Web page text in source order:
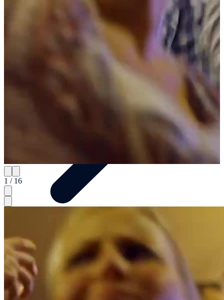
1 / 16